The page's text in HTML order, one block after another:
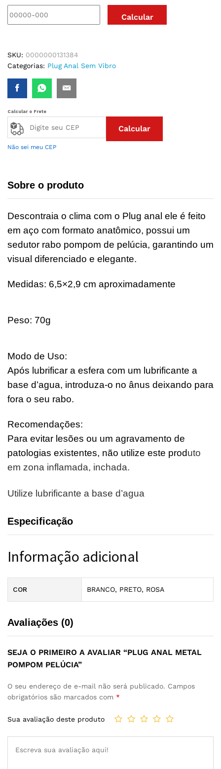
SKU: 0000000131384
Categorias: Plug Anal Sem Vibro
Calcular o Frete
Calcular
Não sei meu CEP
Sobre o produto
Descontraia o clima com o Plug anal ele é feito
em aço com formato anatômico, possui um
sedutor rabo pompom de pelúcia, garantindo um
visual diferenciado e elegante.
Medidas: 6,5×2,9 cm aproximadamente
Peso: 70g
Modo de Uso:
Após lubrificar a esfera com um lubrificante a
base d’agua, introduza-o no ânus deixando para
fora o seu rabo.
Recomendações:
Para evitar lesões ou um agravamento de
patologias existentes, não utilize este produto
em zona inflamada, inchada.
Utilize lubrificante a base d’agua
Especificação
Informação adicional
COR BRANCO, PRETO, ROSA
Avaliações (0)
SEJA O PRIMEIRO A AVALIAR “PLUG ANAL METAL
POMPOM PELÚCIA”
O seu endereço de e-mail não será publicado. Campos
obrigatórios são marcados com *
Sua avaliação deste produto